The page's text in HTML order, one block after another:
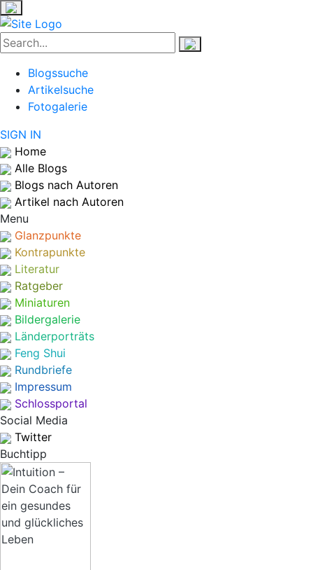
Blogssuche
Artikelsuche
Fotogalerie
SIGN IN
Home
Alle Blogs
Blogs nach Autoren
Artikel nach Autoren
Menu
Glanzpunkte
Kontrapunkte
Literatur
Ratgeber
Miniaturen
Bildergalerie
Länderporträts
Feng Shui
Rundbriefe
Impressum
Schlossportal
Social Media
Twitter
Buchtipp